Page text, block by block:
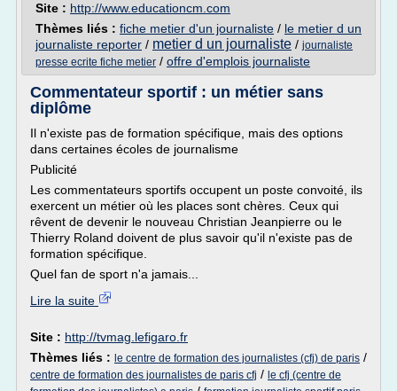
Site : http://www.educationcm.com
Thèmes liés : fiche metier d'un journaliste / le metier d un
journaliste reporter / metier d un journaliste / journaliste
presse ecrite fiche metier / offre d'emplois journaliste
Commentateur sportif : un métier sans
diplôme
Il n'existe pas de formation spécifique, mais des options
dans certaines écoles de journalisme
Publicité
Les commentateurs sportifs occupent un poste convoité, ils
exercent un métier où les places sont chères. Ceux qui
rêvent de devenir le nouveau Christian Jeanpierre ou le
Thierry Roland doivent de plus savoir qu'il n'existe pas de
formation spécifique.
Quel fan de sport n'a jamais...
Lire la suite
Site : http://tvmag.lefigaro.fr
Thèmes liés : le centre de formation des journalistes (cfj) de paris /
centre de formation des journalistes de paris cfj / le cfj (centre de